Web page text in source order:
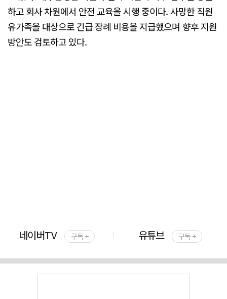
하고 회사 차원에서 안전 교육을 시행 중이다. 사망한 직원
유가족을 대상으로 긴급 장례 비용을 지급했으며 향후 지원
방안도 검토하고 있다.
네이버TV 구독 + 유튜브 구독 +